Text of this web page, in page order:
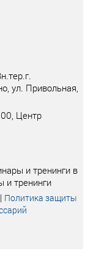
ул. Привольная,
, Центр
и тренинги в
и тренинги
| Политика защиты